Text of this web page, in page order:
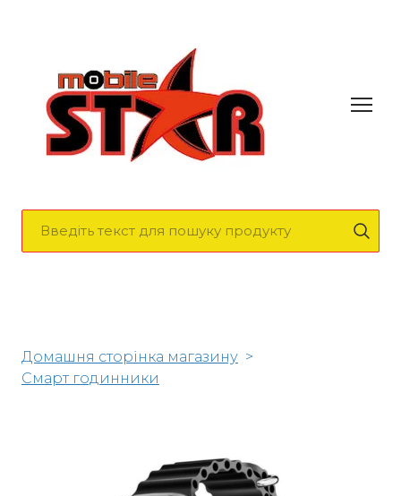
Домашня сторінка магазину
Смарт годинники